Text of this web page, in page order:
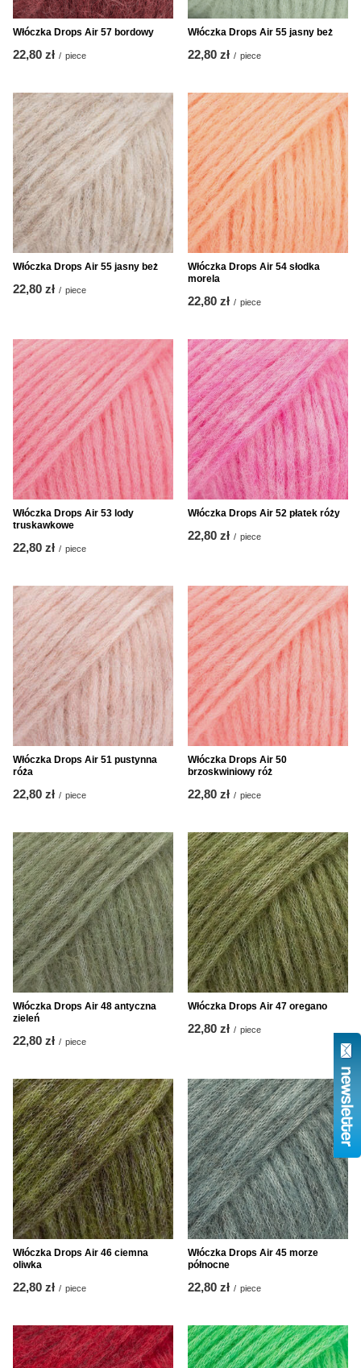
Włóczka Drops Air 57 bordowy
22,80 zł / piece
Włóczka Drops Air 55 jasny beż
22,80 zł / piece
Włóczka Drops Air 55 jasny beż
22,80 zł / piece
Włóczka Drops Air 54 słodka
morela
22,80 zł / piece
Włóczka Drops Air 53 lody
truskawkowe
22,80 zł / piece
Włóczka Drops Air 52 płatek róży
22,80 zł / piece
Włóczka Drops Air 51 pustynna
róża
22,80 zł / piece
Włóczka Drops Air 50
brzoskwiniowy róż
22,80 zł / piece
Włóczka Drops Air 48 antyczna
zieleń
22,80 zł / piece
Włóczka Drops Air 47 oregano
22,80 zł / piece
Włóczka Drops Air 46 ciemna
oliwka
22,80 zł / piece
Włóczka Drops Air 45 morze
północne
22,80 zł / piece